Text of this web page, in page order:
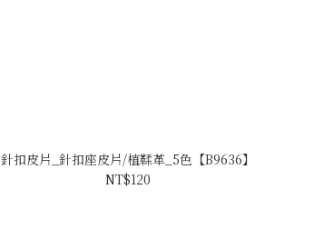
針扣皮片_針扣座皮片/植鞣革_5色【B9636】
NT$120